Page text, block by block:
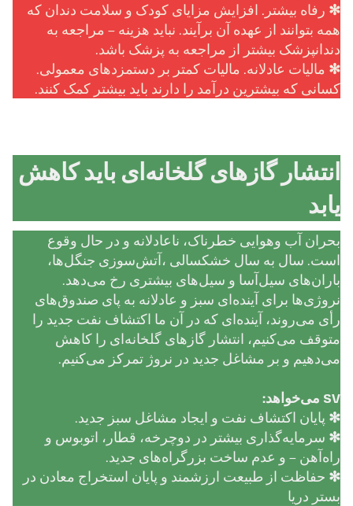
✻ رفاه بیشتر. افزایش مزایای کودک و سلامت دندان که
همه بتوانند از عهده آن برآیند. نباید هزینه – مراجعه به
دندانپزشک بیشتر از مراجعه به پزشک باشد.
✻ مالیات عادلانه. مالیات کمتر بر دستمزدهای معمولی.
کسانی که بیشترین درآمد را دارند باید بیشتر کمک کنند.
انتشار گازهای گلخانه‌ای باید کاهش
یابد
بحران آب وهوایی خطرناک، ناعادلانه و در حال وقوع
است. سال به سال خشکسالی ،آتش‌سوزی جنگل‌ها،
باران‌های سیل‌آسا و سیل‌های بیشتری رخ می‌دهد.
نروژی‌ها برای آینده‌ای سبز و عادلانه به پای صندوق‌های
رأی می‌روند، آینده‌ای که در آن ما اکتشاف نفت جدید را
متوقف می‌کنیم، انتشار گازهای گلخانه‌ای را کاهش
می‌دهیم و بر مشاغل جدید در نروژ تمرکز می‌کنیم.
VS می‌خواهد:
✻ پایان اکتشاف نفت و ایجاد مشاغل سبز جدید.
✻ سرمایه‌گذاری بیشتر در دوچرخه، قطار، اتوبوس و
راه‌آهن – و عدم ساخت بزرگراه‌های جدید.
✻ حفاظت از طبیعت ارزشمند و پایان استخراج معادن در
بستر دریا